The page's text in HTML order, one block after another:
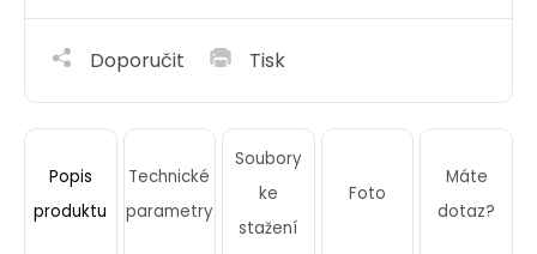
Doporučit Tisk
Popis
produktu
Technické
parametry
Soubory
ke
stažení
Foto
Máte
dotaz?